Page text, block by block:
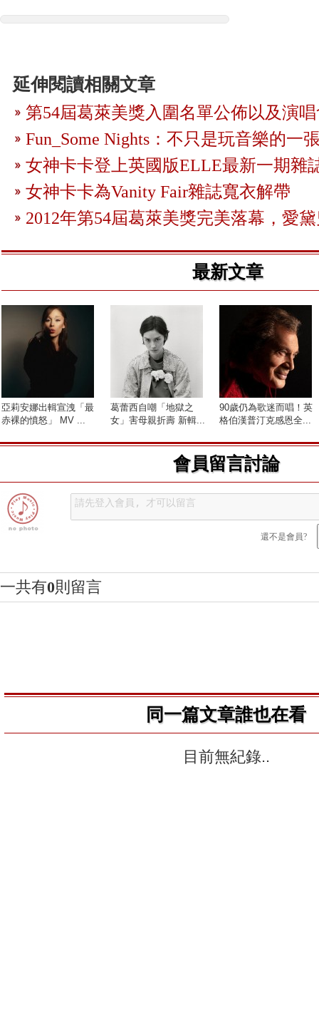
延伸閱讀相關文章
第54屆葛萊美獎入圍名單公佈以及演
Fun_Some Nights：不只是玩音樂的一
女神卡卡登上英國版ELLE最新一期雜
女神卡卡為Vanity Fair雜誌寬衣解帶
2012年第54屆葛萊美獎完美落幕，愛
最新文章
亞莉安娜出輯宣洩「最
赤裸的憤怒」 MV ...
葛蕾西自嘲「地獄之
女」害母親折壽 新輯...
90歲仍為歌迷而唱！英
格伯漢普汀克感恩全...
會員留言討論
還不是會員?
一共有0則留言
同一篇文章誰也在看
目前無紀錄..